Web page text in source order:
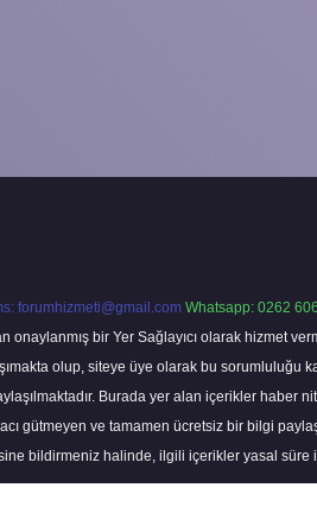
forumhizmeti@gmail.com Whatsapp: 0262
bir Yer Sağlayıcı olarak hizmet
olup, siteye üye olarak bu sorumluluğu
Burada yer alan içerikler haber
gütmeyen ve tamamen ücretsiz bir bilgi
bildirmeniz halinde, ilgili içerikler yasal süre